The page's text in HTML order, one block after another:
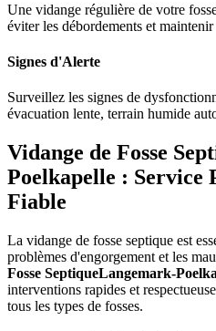
Une vidange régulière de votre
éviter les débordements et
Signes d'Alerte
Surveillez les signes de
évacuation lente, terrain humide
Vidange de Fosse
Poelkapelle : Service
Fiable
La vidange de fosse septique est
problèmes d'engorgement et les
Fosse SeptiqueLangemark-
interventions rapides et
tous les types de fosses.